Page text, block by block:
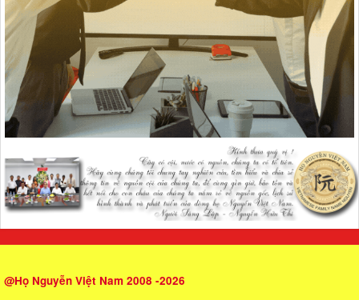
@Họ Nguyễn Việt Nam 2008 -2026